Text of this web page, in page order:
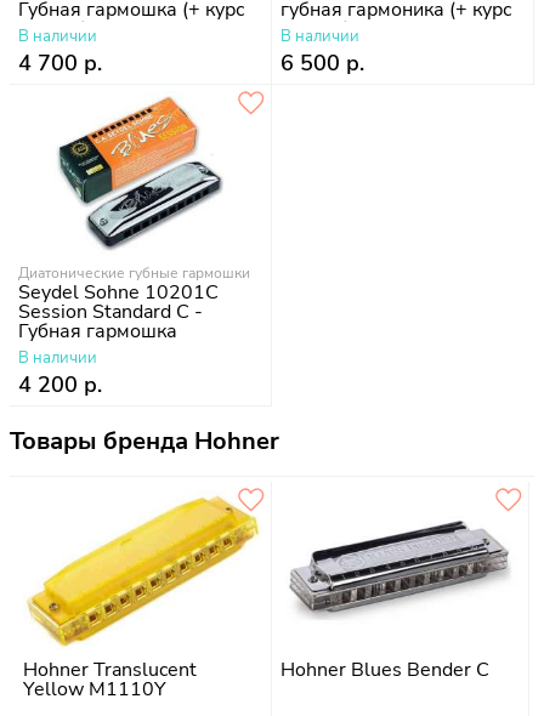
Губная гармошка (+ курс
уроков)
В наличии
4 700 р.
губная гармоника (+ курс
уроков)
В наличии
6 500 р.
Диатонические губные гармошки
Seydel Sohne 10201C
Session Standard C -
Губная гармошка
В наличии
4 200 р.
Товары бренда Hohner
Hohner Translucent
Yellow M1110Y
Hohner Blues Bender C